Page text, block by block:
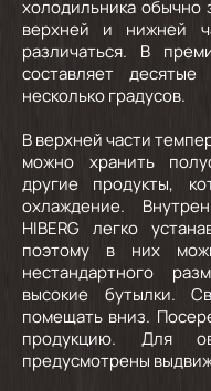
холодильника обычно
верхней и нижней
различаться. В
составляет
несколько градусов.
В верхней части
можно хранить
другие продукты,
охлаждение.
HIBERG легко
поэтому в них
нестандартного
высокие бутылки.
помещать вниз.
продукцию. Для
предусмотрены